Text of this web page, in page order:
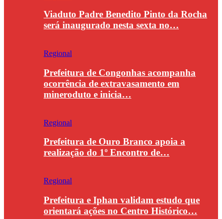
Viaduto Padre Benedito Pinto da Rocha
será inaugurado nesta sexta no…
Regional
Prefeitura de Congonhas acompanha
ocorrência de extravasamento em
mineroduto e inicia…
Regional
Prefeitura de Ouro Branco apoia a
realização do 1º Encontro de…
Regional
Prefeitura e Iphan validam estudo que
orientará ações no Centro Histórico…